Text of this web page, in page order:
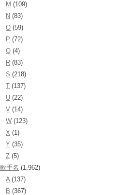
M (109)
N (83)
O (59)
P (72)
Q (4)
R (83)
S (218)
T (137)
U (22)
V (14)
W (123)
X (1)
Y (35)
Z (5)
歌手名 (1,962)
A(137)
B (367)